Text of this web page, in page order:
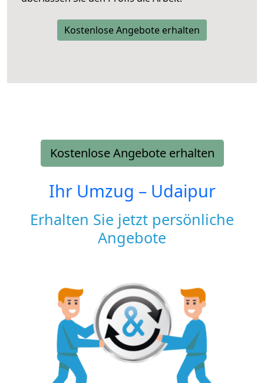
Kostenlose Angebote erhalten
Kostenlose Angebote erhalten
Ihr Umzug – Udaipur
Erhalten Sie jetzt persönliche
Angebote